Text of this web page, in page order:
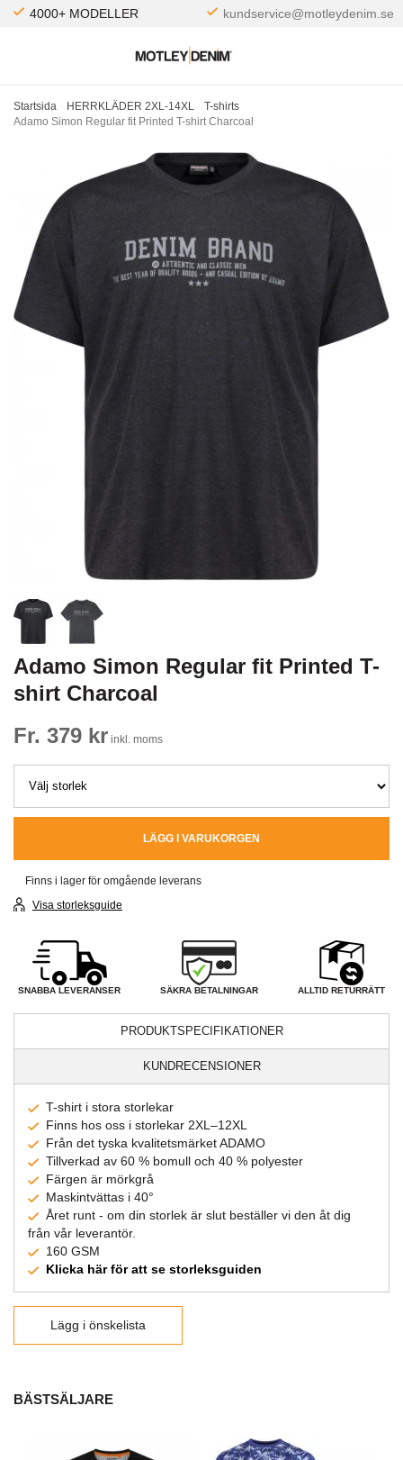
4000+ MODELLER kundservice@motleydenim.se
Startsida HERRKLÄDER 2XL-14XL
T-shirts
Adamo Simon Regular fit Printed T-shirt Charcoal
Adamo Simon Regular fit Printed T-
shirt Charcoal
Fr. 379 kr inkl. moms
LÄGG I VARUKORGEN
Finns i lager för omgående leverans
Visa storleksguide
SNABBA LEVERANSER SÄKRA BETALNINGAR ALLTID RETURRÄTT
PRODUKTSPECIFIKATIONER
KUNDRECENSIONER
T-shirt i stora storlekar
Finns hos oss i storlekar 2XL–12XL
Från det tyska kvalitetsmärket ADAMO
Tillverkad av 60 % bomull och 40 % polyester
Färgen är mörkgrå
Maskintvättas i 40°
Året runt - om din storlek är slut beställer vi den åt dig
från vår leverantör.
160 GSM
Klicka här för att se storleksguiden
Lägg i önskelista
BÄSTSÄLJARE